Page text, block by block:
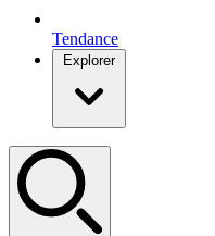
Tendance
Explorer